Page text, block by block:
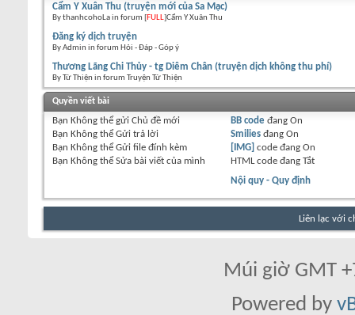
Cẩm Y Xuân Thu (truyện mới của Sa Mạc)
By thanhcohoLa in forum [FULL]Cẩm Y Xuân Thu
Đăng ký dịch truyện
By Admin in forum Hỏi - Đáp - Góp ý
Thương Lãng Chi Thủy - tg Diêm Chân (truyện dịch không thu phí)
By Từ Thiện in forum Truyện Từ Thiện
Quyền viết bài
Bạn Không thể gửi Chủ đề mới
Bạn Không thể Gửi trả lời
Bạn Không thể Gửi file đính kèm
Bạn Không thể Sửa bài viết của mình
BB code đang On
Smiliesđang On
[IMG] code đang On
HTML code đang Tắt
Nội quy - Quy định
Liên lạc với
Múi giờ GMT
Powered by